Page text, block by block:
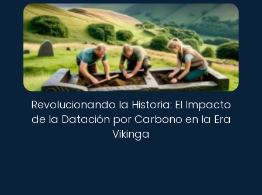
Revolucionando la Historia: El Impacto
de la Datación por Carbono en la Era
Vikinga